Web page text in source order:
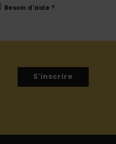
Besoin d'aide ?
S'inscrire